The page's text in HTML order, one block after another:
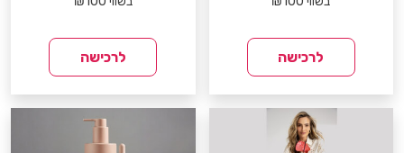
לרכישה לרכישה